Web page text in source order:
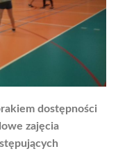
dostępności
zajęcia